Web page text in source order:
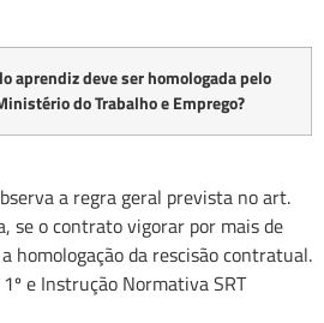
aprendiz deve ser homologada pelo
do Trabalho e Emprego?
a regra geral prevista no art.
se o contrato vigorar por mais de
homologação da rescisão contratual.
1º e Instrução Normativa SRT